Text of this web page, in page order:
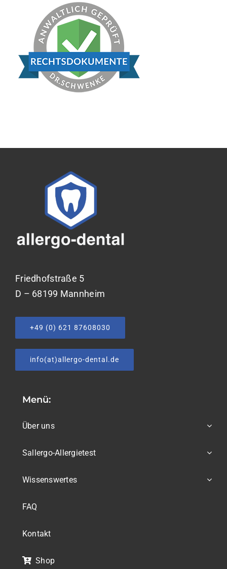
Friedhofstraße 5
D – 68199 Mannheim
+49 (0) 621 87608030
info(at)allergo-dental.de
Menü:
Über uns
Sallergo-Allergietest
Wissenswertes
FAQ
Kontakt
Shop